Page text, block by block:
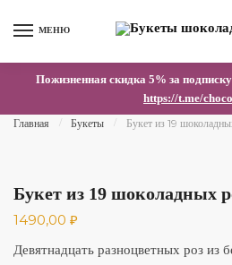
МЕНЮ
Пожизненная скидка 5% за
https://t.me/
Главная
Букеты Букет из 19
Букет из 19 шоколадных
1490,00 ₽
Девятнадцать разноцветных роз из